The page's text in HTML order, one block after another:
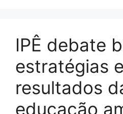
IPÊ debate
estratégias e
resultados
educação